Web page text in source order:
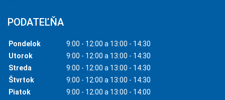
PODATEĽŇA
Pondelok
9:00 - 12:00 a 13:00 - 14:30
Utorok
9:00 - 12:00 a 13:00 - 14:30
Streda
9:00 - 12:00 a 13:00 - 14:30
Štvrtok
9:00 - 12:00 a 13:00 - 14:30
Piatok
9:00 - 12:00 a 13:00 - 14:00